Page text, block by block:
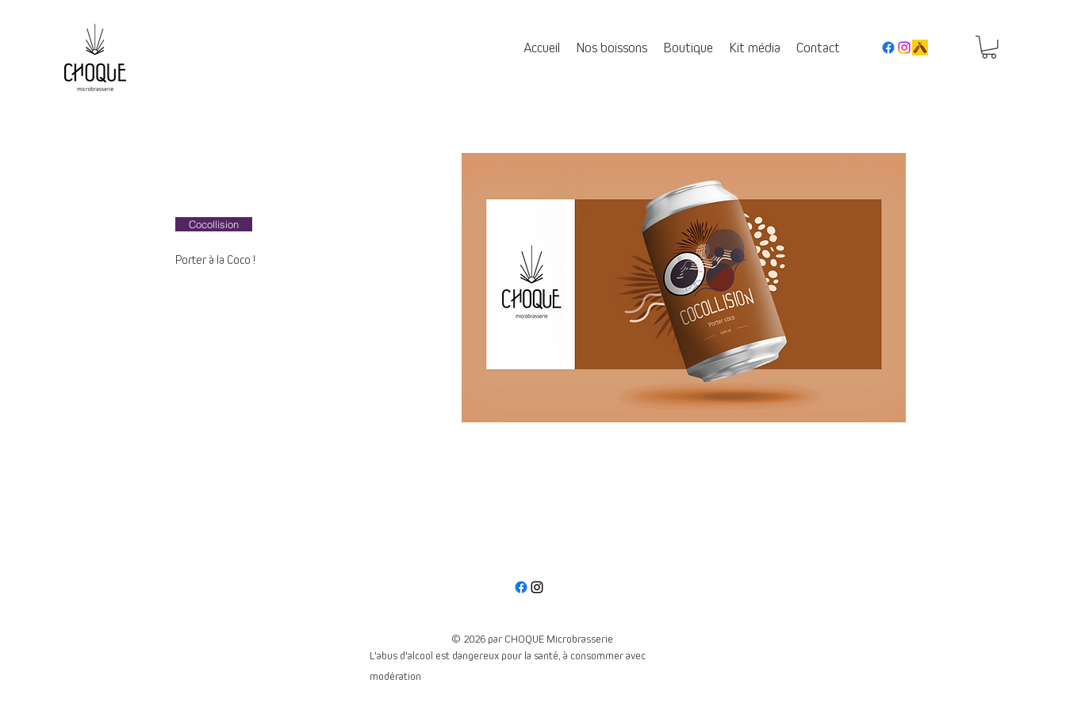
Accueil Nos boissons Boutique Kit média Contact
Cocollision
Porter à la Coco !
© 2026 par CHOQUE Microbrasserie
L'abus d'alcool est dangereux pour la santé, à consommer avec
modération